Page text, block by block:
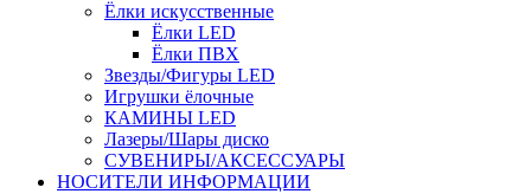
Ёлки искусственные
Ёлки LED
Ёлки ПВХ
Звезды/Фигуры LED
Игрушки ёлочные
КАМИНЫ LED
Лазеры/Шары диско
СУВЕНИРЫ/АКСЕССУАРЫ
НОСИТЕЛИ ИНФОРМАЦИИ